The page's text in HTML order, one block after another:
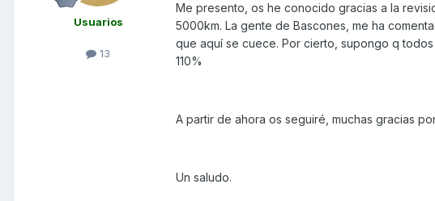
Usuarios
13
Me presento, os he conocido gracias a la
5000km. La gente de Bascones, me ha
que aquí se cuece. Por cierto, supongo q
110%
A partir de ahora os seguiré, muchas gracias
Un saludo.